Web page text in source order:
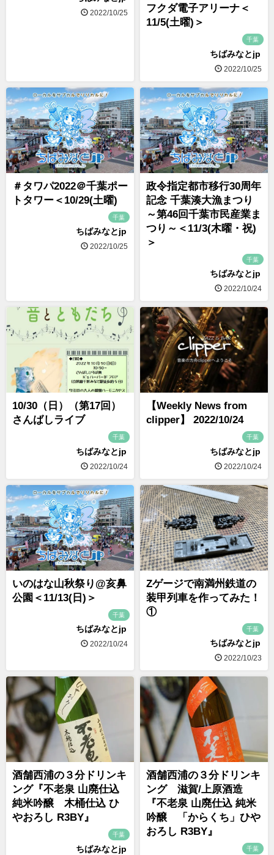
2022/10/25
フクダ電子アリーナ＜
11/5(土曜)＞
千葉
ちばみなとjp
2022/10/25
＃タワパ2022＠千葉ポー
トタワー＜10/29(土曜)
千葉
ちばみなとjp
2022/10/25
政令指定都市移行30周年
記念 千葉湊大漁まつり
～第46回千葉市民産業ま
つり～＜11/3(木曜・祝)
＞
千葉
ちばみなとjp
2022/10/24
10/30（日）（第17回）
さんばしライブ
千葉
ちばみなとjp
2022/10/24
【Weekly News from
clipper】 2022/10/24
千葉
ちばみなとjp
2022/10/24
いのはな山秋祭り@亥鼻
公園＜11/13(日)＞
千葉
ちばみなとjp
2022/10/24
Zゲージで南満州鉄道の
装甲列車を作ってみた！
①
千葉
ちばみなとjp
2022/10/23
酒舗西浦の３分ドリンキ
ング『不老泉 山廃仕込
純米吟醸 木桶仕込 ひ
やおろし R3BY』
千葉
ちばみなとjp
酒舗西浦の３分ドリンキ
ング 滋賀/上原酒造
『不老泉 山廃仕込 純米
吟醸 「からくち」ひや
おろし R3BY』
千葉